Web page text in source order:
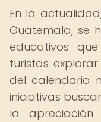
En la
Guatemala, se
educativos
turistas
del calendario
iniciativas
la